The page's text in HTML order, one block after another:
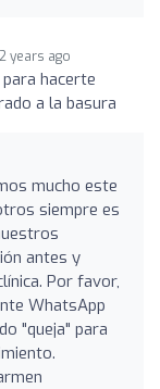
2 years ago
hacerte
a la basura
mucho este
siempre es
antes y
Por favor,
WhatsApp
"queja" para